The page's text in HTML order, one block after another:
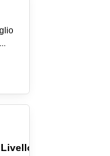
da Non Perdere